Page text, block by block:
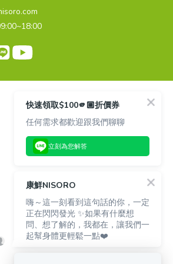
快速領取$100🫵🏼折價券
任何需求都歡迎跟我們聊聊
立刻為您解答
康鮮NISORO
嗨～這一刻看到這句話的你，一定
正在閃閃發光 ✨如果有什麼想
問、想了解的，我都在，讓我們一
起幫身體更輕鬆一點❤️